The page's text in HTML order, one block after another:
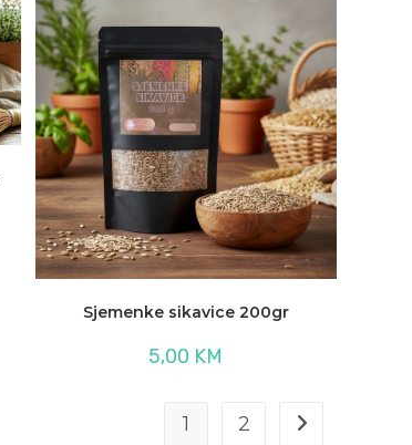
Sjemenke sikavice 200gr
5,00 KM
1 2